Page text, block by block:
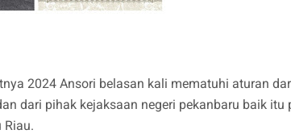
2024 Ansori belasan kali mematuhi aturan
dari pihak kejaksaan negeri pekanbaru baik itu
Riau.